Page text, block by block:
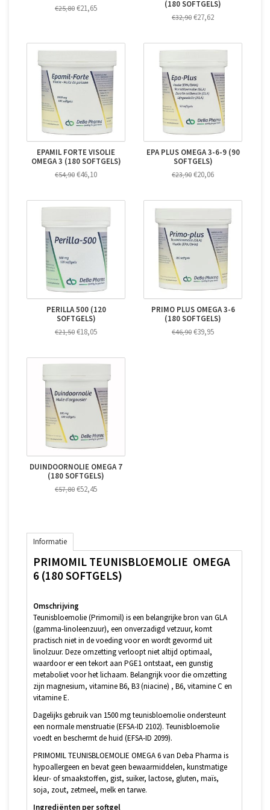
€25,80 €21,65
(180 SOFTGELS)
€32,90 €27,62
EPAMIL FORTE VISOLIE
OMEGA 3 (180 SOFTGELS)
€54,90 €46,10
EPA PLUS OMEGA 3-6-9 (90
SOFTGELS)
€23,90 €20,06
PERILLA 500 (120
SOFTGELS)
€21,50 €18,05
PRIMO PLUS OMEGA 3-6
(180 SOFTGELS)
€46,90 €39,95
DUINDOORNOLIE OMEGA 7
(180 SOFTGELS)
€57,80 €52,45
Informatie
PRIMOMIL TEUNISBLOEMOLIE OMEGA
6 (180 SOFTGELS)
Omschrijving
Teunisbloemolie (Primomil) is een belangrijke bron van GLA
(gamma-linoleenzuur), een onverzadigd vetzuur, komt
practisch niet in de voeding voor en wordt gevormd uit
linolzuur. Deze omzetting verloopt niet altijd optimaal,
waardoor er een tekort aan PGE1 ontstaat, een gunstig
metaboliet voor het lichaam. Belangrijk voor die omzetting
zijn magnesium, vitamine B6, B3 (niacine) , B6, vitamine C en
vitamine E.
Dagelijks gebruik van 1500 mg teunisbloemolie ondersteunt
een normale menstruatie (EFSA-ID 2102). Teunisbloemolie
voedt en beschermt de huid (EFSA-ID 2099).
PRIMOMIL TEUNISBLOEMOLIE OMEGA 6 van Deba Pharma is
hypoallergeen en bevat geen bewaarmiddelen, kunstmatige
kleur- of smaakstoffen, gist, suiker, lactose, gluten, maïs,
soja, zout, zetmeel, melk en tarwe.
Ingrediënten per softgel